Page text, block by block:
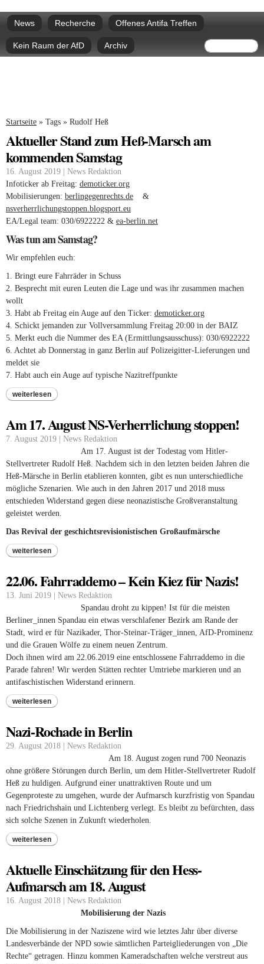
zum
Hauptmenü
News Recherche Offenes Antifa Treffen
Kein Raum der AfD Archiv Suche
Sie sind hier
Startseite » Tags » Rudolf Heß
Aktueller Stand zum Heß-Marsch am
kommenden Samstag
16. August 2019 | News Redaktion
Infoticker ab Freitag: demoticker.org
Mobilisierungen: berlingegenrechts.de (link is external)
&
nsverherrlichungstoppen.blogsport.eu
EA/Legal team: 030/6922222 & ea-berlin.net
Was tun am Samstag?
Wir empfehlen euch:
1. Bringt eure Fahrräder in Schuss
2. Besprecht mit euren Leuten die Lage und was ihr zusammen machen
wollt
3. Habt ab Freitag ein Auge auf den Ticker: demoticker.org
external)
4. Schickt jemanden zur Vollversammlung Freitag 20:00 in der BAIZ
5. Merkt euch die Nummer des EA (Ermittlungsausschuss): 030/6922222
6. Achtet ab Donnerstag in ganz Berlin auf Polizeigitter-Lieferungen und
meldet sie
7. Habt auch ein Auge auf typische Nazitreffpunkte
weiterlesen
Am 17. August NS-Verherrlichung stoppen!
7. August 2019 | News Redaktion
Am 17. August ist der Todestag vom Hitler-
Stellvertreter Rudolf Heß. Nachdem sich in den letzten beiden Jahren die
Heß-Märsche in Berlin etablieren konnten, gibt es nun unterschiedliche
mögliche Szenarien. Wie auch in den Jahren 2017 und 2018 muss
entschieden Widerstand gegen diese neonazistische Großveranstaltung
geleistet werden.
Das Revival der geschichtsrevisionistischen Großaufmärsche
weiterlesen
22.06. Fahrraddemo – Kein Kiez für Nazis!
13. Juni 2019 | News Redaktion
Spandau droht zu kippen! Ist für die meisten
Berliner_innen Spandau ein etwas verschlafener Bezirk am Rande der
Stadt, wird er für Nazikader, Thor-Steinar-Träger_innen, AfD-Prominenz
und die Grauen Wölfe zu einem neuen Zentrum.
Doch ihnen wird am 22.06.2019 eine entschlossene Fahrraddemo in die
Parade fahren! Wir werden Stätten rechter Umtriebe markieren und an
antifaschistischen Widerstand erinnern.
weiterlesen
Nazi-Rochade in Berlin
29. August 2018 | News Redaktion
Am 18. August zogen rund 700 Neonazis
ohne größere Störungen durch Berlin, um dem Hitler-Stellvertreter Rudolf
Heß zu huldigen. Aufgrund einer unattraktiven Route und um
Gegenproteste zu umgehen, wurde der Aufmarsch kurzfristig von Spandau
nach Friedrichshain und Lichtenberg verlegt. Es bleibt zu befürchten, dass
sich solche Szenen in Zukunft wiederholen.
weiterlesen
Aktuelle Einschätzung für den Hess-
Aufmarsch am 18. August
16. August 2018 | News Redaktion
Mobilisierung der Nazis
Die Mobilisierung in der Naziszene wird wie letztes Jahr über diverse
Landesverbände der NPD sowie sämtlichen Parteigliederungen von „Die
Rechte“ getragen. Hinzu kommen Kameradschaften welche verstreut aus